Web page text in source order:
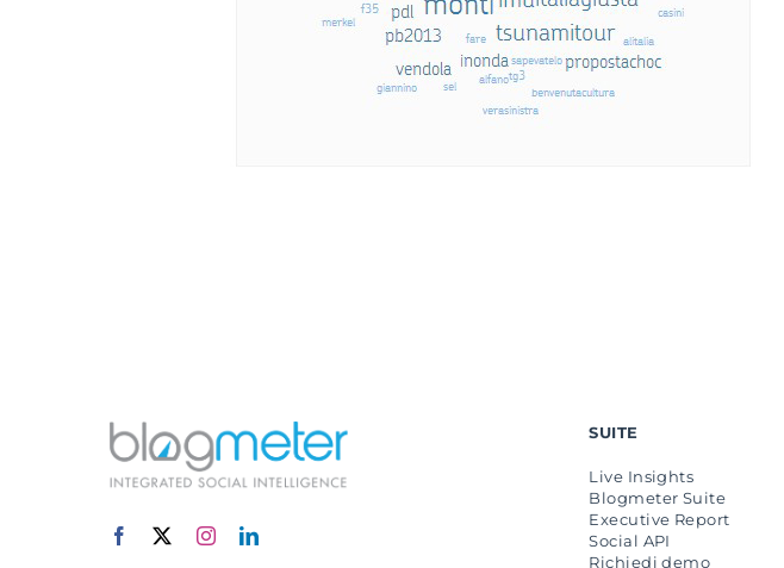
SUITE
Live Insights
Blogmeter Suite
Executive Report
Social API
Richiedi demo